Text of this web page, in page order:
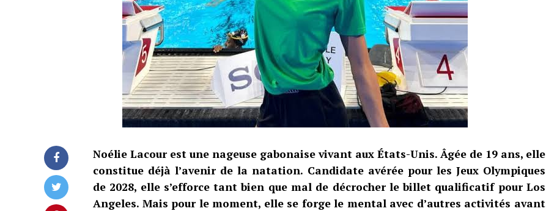
Noélie Lacour est une nageuse gabonaise vivant aux États-Unis. Âgée de 19 ans, elle
constitue déjà l’avenir de la natation. Candidate avérée pour les Jeux Olympiques
de 2028, elle s’efforce tant bien que mal de décrocher le billet qualificatif pour Los
Angeles. Mais pour le moment, elle se forge le mental avec d’autres activités avant